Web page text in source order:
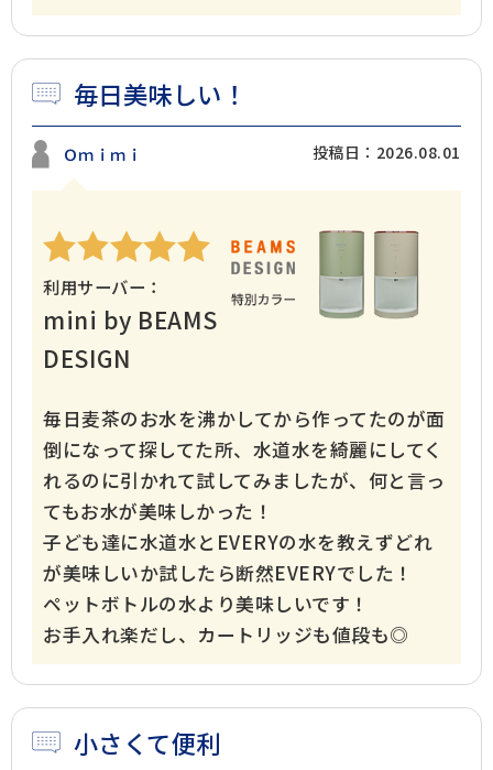
毎日美味しい！
Ｏｍｉｍｉ 投稿日：2026.08.01
利用サーバー：
mini by BEAMS
DESIGN
毎日麦茶のお水を沸かしてから作ってたのが面
倒になって探してた所、水道水を綺麗にしてく
れるのに引かれて試してみましたが、何と言っ
てもお水が美味しかった！
子ども達に水道水とEVERYの水を教えずどれ
が美味しいか試したら断然EVERYでした！
ペットボトルの水より美味しいです！
お手入れ楽だし、カートリッジも値段も◎
小さくて便利